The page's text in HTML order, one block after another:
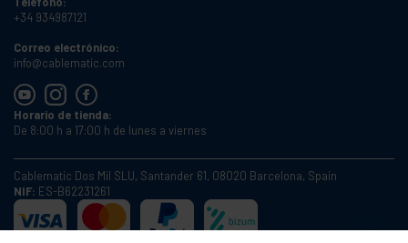
+34 934987121
Correo electrónico:
info@cablematic.com
Horario de tienda:
De 8:00 h a 17:00 h de lunes a viernes
Cablematic Dos Mil SLU, Santander 61, 08020 Barcelona, Spain
NIF: ES-B62231261